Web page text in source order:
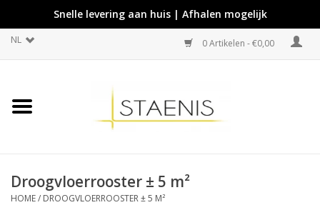
Snelle levering aan huis | Afhalen mogelijk
NL 0 Artikelen - €0,00
Droogvloerrooster ± 5 m²
HOME/ DROOGVLOERROOSTER ± 5 M²